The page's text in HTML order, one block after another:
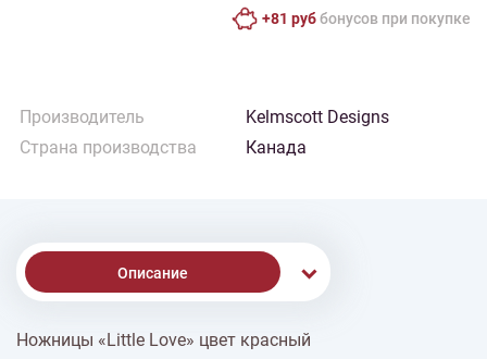
+81 руббонусов при покупке
Производитель
Kelmscott Designs
Страна производства
Канада
Описание
% Скидки
Ножницы «Little Love» цвет красный